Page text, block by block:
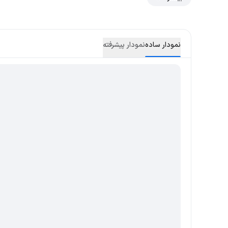
نمودار سادهنمودار پیشرفته